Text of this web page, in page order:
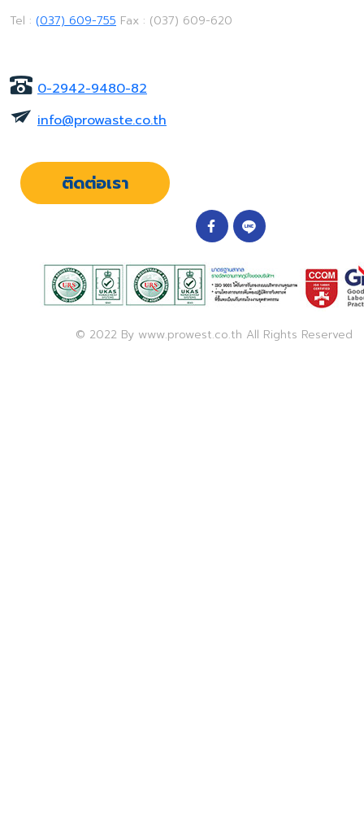
Tel : (037) 609-755 Fax : (037) 609-620
0-2942-9480-82
info@prowaste.co.th
ติดต่อเรา
© 2022 By www.prowest.co.th All Rights Reserved